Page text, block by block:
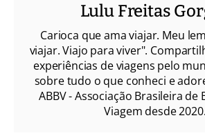
Lulu Freitas
Carioca que ama viajar. Meu
viajar. Viajo para viver".
experiências de viagens pelo
sobre tudo o que conheci e
ABBV - Associação Brasileira de
Viagem desde 2020.